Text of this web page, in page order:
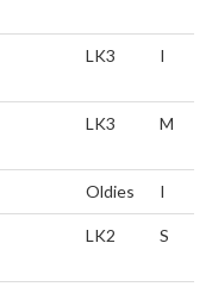
LK3 I
LK3 M
Oldies I
LK2 S